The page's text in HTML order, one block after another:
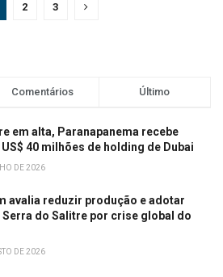
2 3
Comentários Último
em alta, Paranapanema recebe
40 milhões de holding de Dubai
DE 2026
avalia reduzir produção e adotar
Serra do Salitre por crise global do
DE 2026